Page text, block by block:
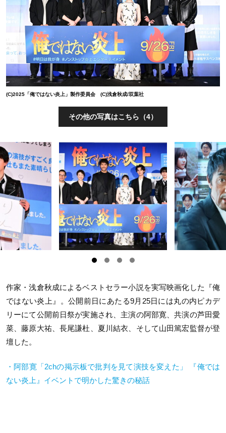
(C)2025「俺ではない炎上」製作委員会 (C)浅倉秋成/双葉社
その他の写真はこちら（4）
作家・浅倉秋成によるベストセラー小説を実写映画化した『俺
ではない炎上』。公開前日にあたる9月25日には丸の内ピカデ
リーにて公開前日祭が実施され、主演の阿部寛、共演の芦田愛
菜、藤原大祐、長尾謙杜、夏川結衣、そして山田篤宏監督が登
壇した。
・阿部寛「2chの掲示板で批判を見て演技を変えた」 『俺では
ない炎上』イベントで明かした驚きの秘話